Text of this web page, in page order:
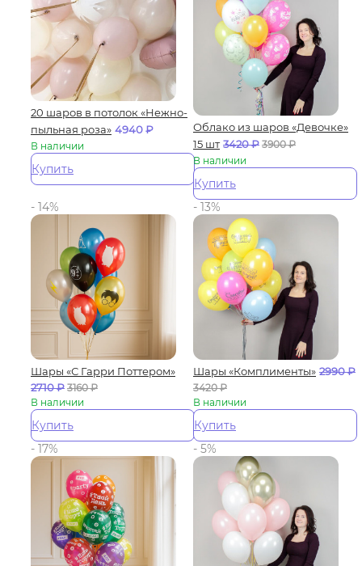
20 шаров в потолок «Нежно-
пыльная роза» 4940₽
В наличии
Купить
Облако из шаров «Девочке»
15 шт 3420₽ 3900₽
В наличии
Купить
- 14%
Шары «С Гарри Поттером»
2710₽ 3160₽
В наличии
Купить
- 13%
Шары «Комплименты» 2990₽
3420₽
В наличии
Купить
- 17%
- 5%